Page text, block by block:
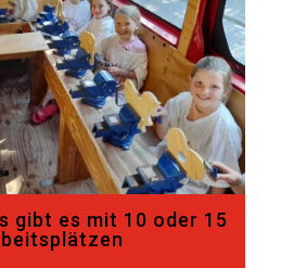
gibt es mit 10 oder 15